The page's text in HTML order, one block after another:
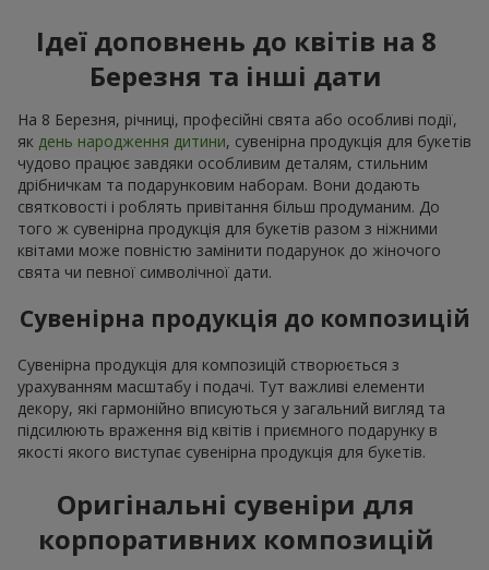
Ідеї доповнень до квітів на 8
Березня та інші дати
На 8 Березня, річниці, професійні свята або особливі події,
як день народження дитини, сувенірна продукція для букетів
чудово працює завдяки особливим деталям, стильним
дрібничкам та подарунковим наборам. Вони додають
святковості і роблять привітання більш продуманим. До
того ж сувенірна продукція для букетів разом з ніжними
квітами може повністю замінити подарунок до жіночого
свята чи певної символічної дати.
Сувенірна продукція до композицій
Сувенірна продукція для композицій створюється з
урахуванням масштабу і подачі. Тут важливі елементи
декору, які гармонійно вписуються у загальний вигляд та
підсилюють враження від квітів і приємного подарунку в
якості якого виступає сувенірна продукція для букетів.
Оригінальні сувеніри для
корпоративних композицій